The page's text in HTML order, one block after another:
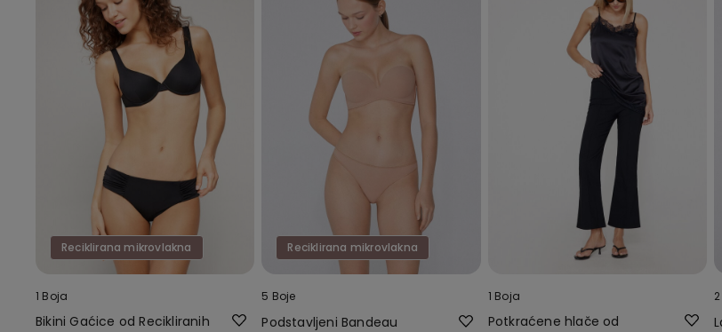
Reciklirana mikrovlakna
1 Boja
Bikini Gaćice od Recikliranih
Reciklirana mikrovlakna
5 Boje
Podstavljeni Bandeau
1 Boja
Potkraćene hlače od